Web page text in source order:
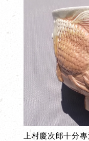
上村慶次郎十分